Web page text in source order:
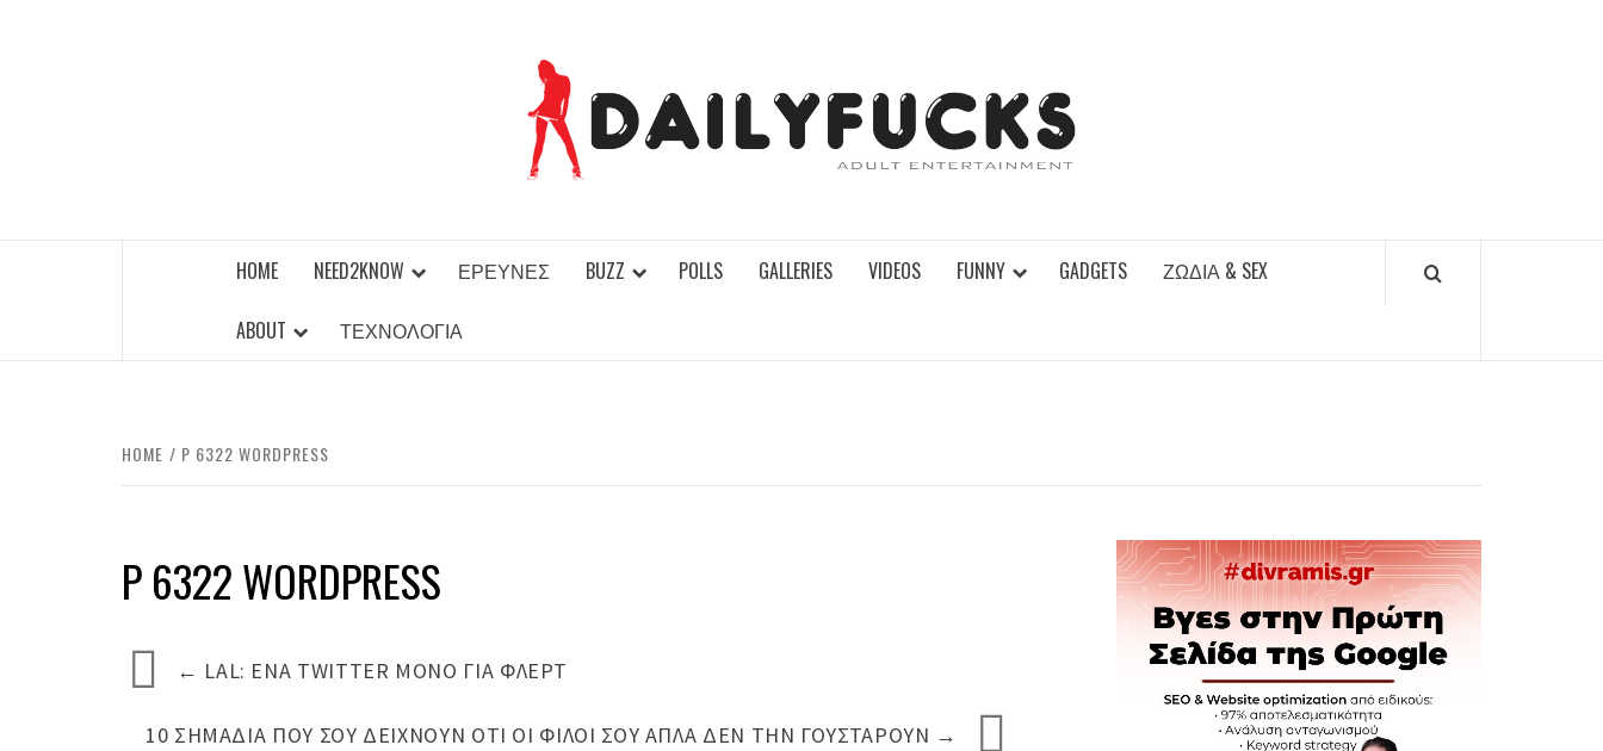
HOME NEED2KNOW ΈΡΕΥΝΕΣ BUZZ POLLS GALLERIES VIDEOS FUNNY GADGETS ΖΏΔΙΑ & SEX
ABOUT ΤΕΧΝΟΛΟΓΊΑ
HOME P 6322 WORDPRESS
P 6322 WORDPRESS
← LAL: ΈΝΑ TWITTER ΜΌΝΟ ΓΙΑ ΦΛΕΡΤ
10 ΣΗΜΆΔΙΑ ΠΟΥ ΣΟΥ ΔΕΊΧΝΟΥΝ ΌΤΙ ΟΙ ΦΊΛΟΙ ΣΟΥ ΑΠΛΆ ΔΕΝ ΤΗΝ ΓΟΥΣΤΆΡΟΥΝ →